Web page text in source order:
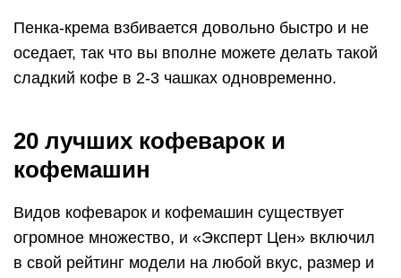
Пенка-крема взбивается довольно быстро и не
оседает, так что вы вполне можете делать такой
сладкий кофе в 2-3 чашках одновременно.
20 лучших кофеварок и
кофемашин
Видов кофеварок и кофемашин существует
огромное множество, и «Эксперт Цен» включил
в свой рейтинг модели на любой вкус, размер и